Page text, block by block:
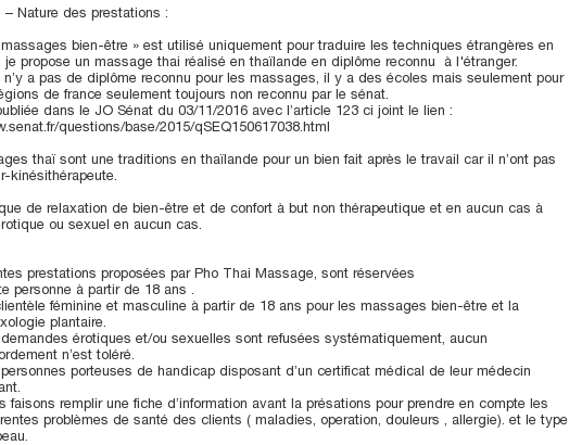
– Nature des prestations :
bien-être » est utilisé uniquement pour traduire les techniques étrangères en
je propose un massage thai réalisé en thaïlande en diplôme reconnu à l'étranger.
n’y a pas de diplôme reconnu pour les massages, il y a des écoles mais seulement pour
de france seulement toujours non reconnu par le sénat.
dans le JO Sénat du 03/11/2016 avec l’article 123 ci joint le lien :
questions/base/2015/qSEQ150617038.html
thaï sont une traditions en thaïlande pour un bien fait après le travail car il n’ont pas
kinésithérapeute.
de relaxation de bien-être et de confort à but non thérapeutique et en aucun cas à
ou sexuel en aucun cas.
prestations proposées par Pho Thai Massage, sont réservées
personne à partir de 18 ans .
féminine et masculine à partir de 18 ans pour les massages bien-être et la
plantaire.
érotiques et/ou sexuelles sont refusées systématiquement, aucun
n’est toléré.
porteuses de handicap disposant d’un certificat médical de leur médecin
faisons remplir une fiche d’information avant la présations pour prendre en compte les
problèmes de santé des clients ( maladies, operation, douleurs , allergie). et le type